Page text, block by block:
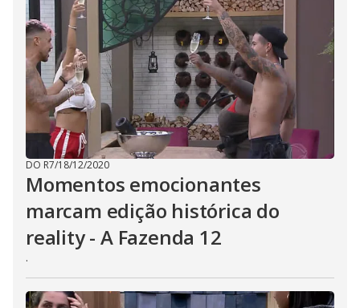
DO R7/18/12/2020
Momentos emocionantes
marcam edição histórica do
reality - A Fazenda 12
.